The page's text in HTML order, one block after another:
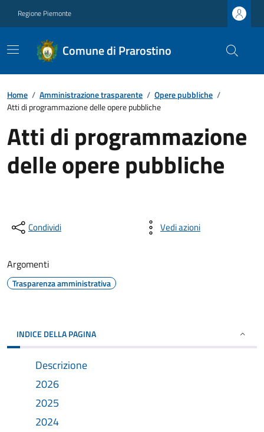
Regione Piemonte
Comune di Prarostino
Home / Amministrazione trasparente / Opere pubbliche /
Atti di programmazione delle opere pubbliche
Atti di programmazione
delle opere pubbliche
Condividi Vedi azioni
Argomenti
Trasparenza amministrativa
INDICE DELLA PAGINA
Descrizione
2026
2025
2024